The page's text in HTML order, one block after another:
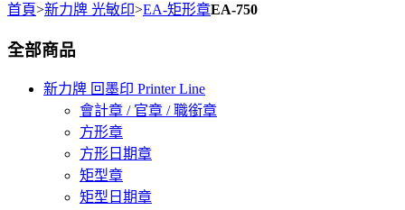
首頁>新力牌 光敏印>EA-矩形章EA-750
全部商品
新力牌 回墨印 Printer Line
會計章 / 官章 / 職銜章
方形章
方形日期章
矩型章
矩型日期章